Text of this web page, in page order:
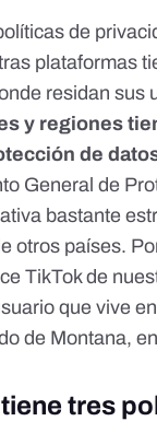
de
plataformas
residan sus
y regiones
de
General de
bastante
otros países.
TikTok de
que vive
de Montana,
tres